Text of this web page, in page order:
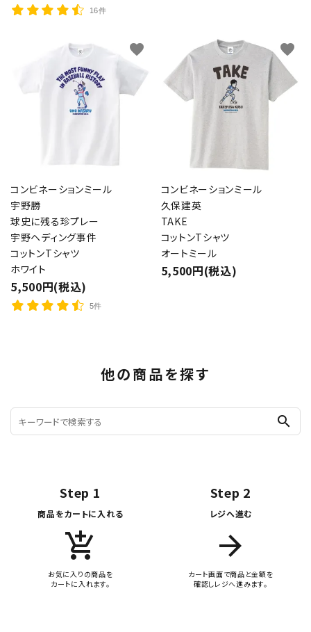
16件
コンビネーションミール
宇野勝
球史に残る珍プレー
宇野ヘディング事件
コットンTシャツ
ホワイト
5,500円(税込)
5件
favorite
コンビネーションミール
久保建英
TAKE
コットンTシャツ
オートミール
5,500円(税込)
favorite
他の商品を探す
search
Step 1
商品をカートに入れる
add_shopping_cart
お気に入りの商品を
カートに入れます。
Step 2
レジへ進む
arrow_forward
カート画面で商品と金額を
確認しレジへ進みます。